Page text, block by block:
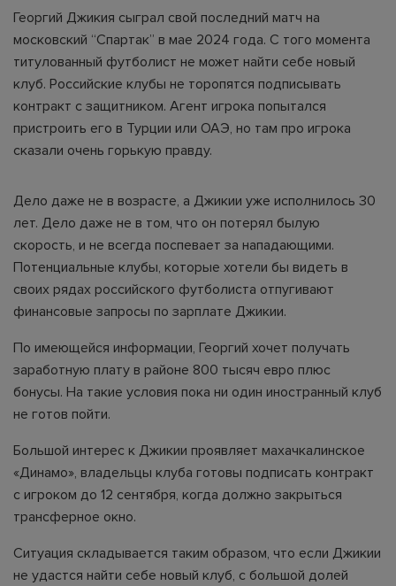
Георгий Джикия сыграл свой последний матч на
московский “Спартак” в мае 2024 года. С того момента
титулованный футболист не может найти себе новый
клуб. Российские клубы не торопятся подписывать
контракт с защитником. Агент игрока попытался
пристроить его в Турции или ОАЭ, но там про игрока
сказали очень горькую правду.
Дело даже не в возрасте, а Джикии уже исполнилось 30
лет. Дело даже не в том, что он потерял былую
скорость, и не всегда поспевает за нападающими.
Потенциальные клубы, которые хотели бы видеть в
своих рядах российского футболиста отпугивают
финансовые запросы по зарплате Джикии.
По имеющейся информации, Георгий хочет получать
заработную плату в районе 800 тысяч евро плюс
бонусы. На такие условия пока ни один иностранный клуб
не готов пойти.
Большой интерес к Джикии проявляет махачкалинское
«Динамо», владельцы клуба готовы подписать контракт
с игроком до 12 сентября, когда должно закрыться
трансферное окно.
Ситуация складывается таким образом, что если Джикии
не удастся найти себе новый клуб, с большой долей